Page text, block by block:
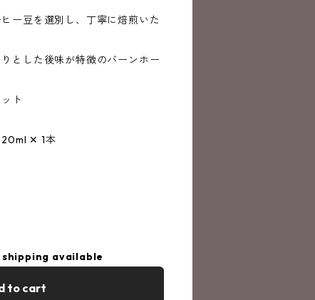
ー豆を選別し、丁寧に焙煎いた
とした後味が特徴のバーンホー
ト
✕ 1本
available
to cart